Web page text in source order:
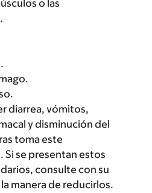
o las
diarrea, vómitos,
y disminución del
toma este
se presentan estos
consulte con su
manera de reducirlos.